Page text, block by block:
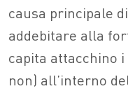
causa principale
addebitare alla
capita attacchino
non) all’interno